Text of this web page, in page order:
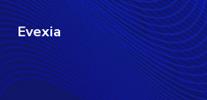
Evexia